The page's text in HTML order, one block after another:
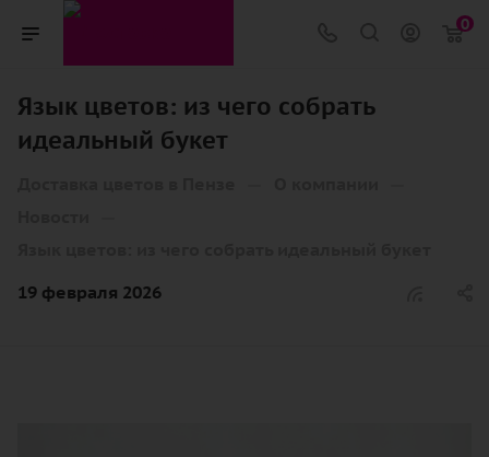
0
Язык цветов: из чего собрать
идеальный букет
19 февраля 2026